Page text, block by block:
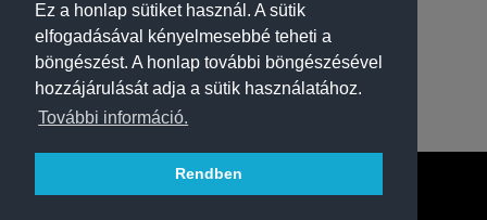
Ez a honlap sütiket használ. A sütik
elfogadásával kényelmesebbé teheti a
böngészést. A honlap további böngészésével
hozzájárulását adja a sütik használatához.
További információ.
Rendben